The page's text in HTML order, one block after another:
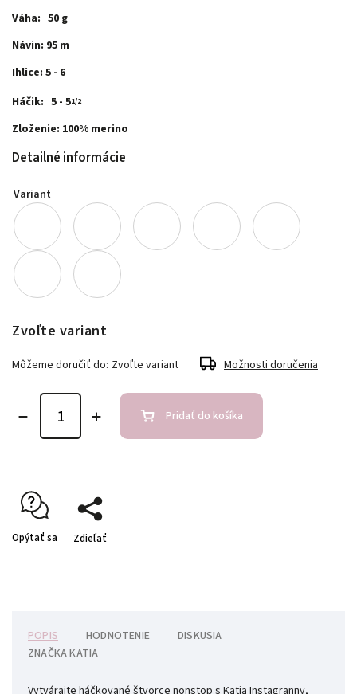
Váha: 50 g
Návin: 95 m
Ihlice: 5 - 6
Háčik: 5 - 51/2
Zloženie: 100% merino
Detailné informácie
Variant
Zvoľte variant
Môžeme doručiť do: Zvoľte variant Možnosti doručenia
Pridať do košíka
Opýtať sa Zdieľať
POPIS HODNOTENIE
DISKUSIA
ZNAČKAKATIA